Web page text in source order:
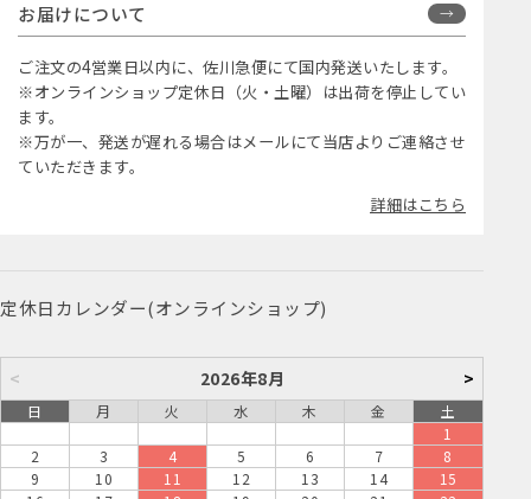
お届けについて
ご注文の4営業日以内に、佐川急便にて国内発送いたします。
※オンラインショップ定休日（火・土曜）は出荷を停止してい
ます。
※万が一、発送が遅れる場合はメールにて当店よりご連絡させ
ていただきます。
詳細はこちら
定休日カレンダー(オンラインショップ)
< 2026年8月 >
日 月 火 水 木 金
土
1
2
3 4 5 6 7
8
9
10 11 12 13 14
15